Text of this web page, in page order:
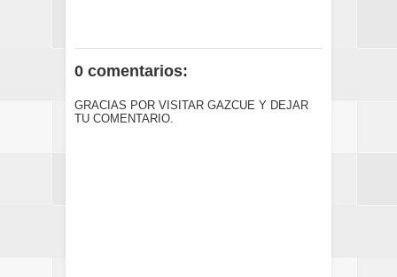
0 comentarios:
GRACIAS POR VISITAR GAZCUE Y DEJAR
TU COMENTARIO.